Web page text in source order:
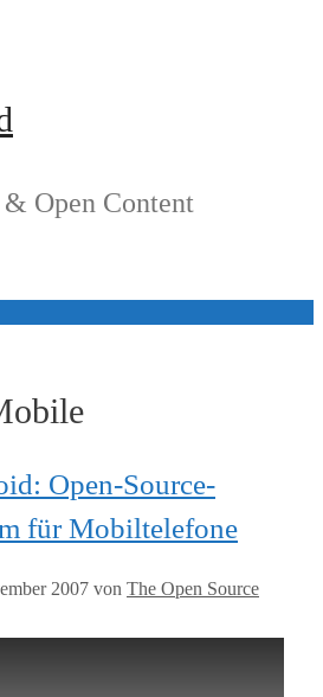
& Open Content
Open-Source-
für Mobiltelefone
2007 von The Open Source